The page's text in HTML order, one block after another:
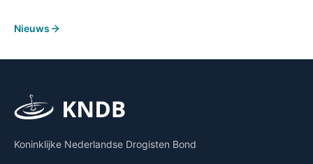
Nieuws
Koninklijke Nederlandse Drogisten Bond